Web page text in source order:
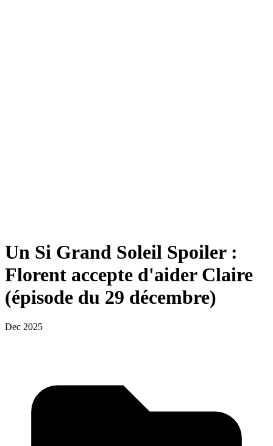
Un Si Grand Soleil Spoiler :
Florent accepte d'aider Claire
(épisode du 29 décembre)
Dec 2025